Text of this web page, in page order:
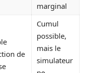
marginal
de
Cumul
possible,
mais le
simulateur